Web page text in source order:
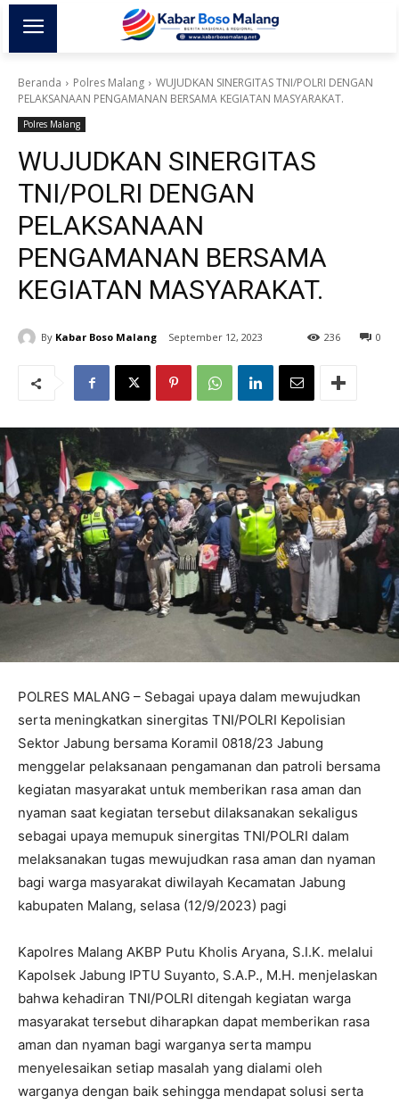
Beranda Polres Malang
WUJUDKAN SINERGITAS TNI/POLRI DENGAN
PELAKSANAAN PENGAMANAN BERSAMA KEGIATAN MASYARAKAT.
Polres Malang
WUJUDKAN SINERGITAS
TNI/POLRI DENGAN
PELAKSANAAN
PENGAMANAN BERSAMA
KEGIATAN MASYARAKAT.
By Kabar Boso Malang September 12, 2023 0
236
POLRES MALANG – Sebagai upaya dalam mewujudkan
serta meningkatkan sinergitas TNI/POLRI Kepolisian
Sektor Jabung bersama Koramil 0818/23 Jabung
menggelar pelaksanaan pengamanan dan patroli bersama
kegiatan masyarakat untuk memberikan rasa aman dan
nyaman saat kegiatan tersebut dilaksanakan sekaligus
sebagai upaya memupuk sinergitas TNI/POLRI dalam
melaksanakan tugas mewujudkan rasa aman dan nyaman
bagi warga masyarakat diwilayah Kecamatan Jabung
kabupaten Malang, selasa (12/9/2023) pagi
Kapolres Malang AKBP Putu Kholis Aryana, S.I.K. melalui
Kapolsek Jabung IPTU Suyanto, S.A.P., M.H. menjelaskan
bahwa kehadiran TNI/POLRI ditengah kegiatan warga
masyarakat tersebut diharapkan dapat memberikan rasa
aman dan nyaman bagi warganya serta mampu
menyelesaikan setiap masalah yang dialami oleh
warganya dengan baik sehingga mendapat solusi serta